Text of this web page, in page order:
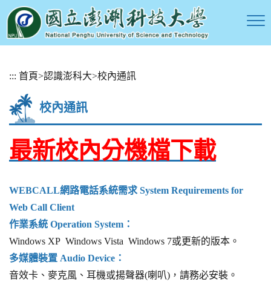
::: 首頁>認識澎科大>校內通訊
校內通訊
最新校內分機檔下載
WEBCALL網路電話系統需求 System Requirements for
Web Call Client
作業系統 Operation System：
Windows XP Windows Vista Windows 7或更新的版本。
多媒體裝置 Audio Device：
音效卡、麥克風、耳機或揚聲器(喇叭)，請務必安裝。